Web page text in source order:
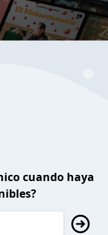
cuando haya